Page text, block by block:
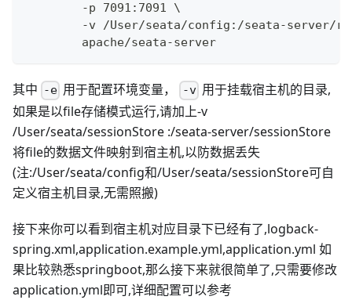
        -p 7091:7091 \
-v /User/seata/config:/seata-server/
        apache/seata-server
其中 -e 用于配置环境变量， -v用于挂载宿主机的目录,
如果是以file存储模式运行,请加上-v
/User/seata/sessionStore :/seata-server/sessionStore
将file的数据文件映射到宿主机,以防数据丢失
(注:/User/seata/config和/User/seata/sessionStore可自
定义宿主机目录,无需照搬)
接下来你可以看到宿主机对应目录下已经有了,logback-
spring.xml,application.example.yml,application.yml 如
果比较熟悉springboot,那么接下来就很简单了,只需要修改
application.yml即可,详细配置可以参考